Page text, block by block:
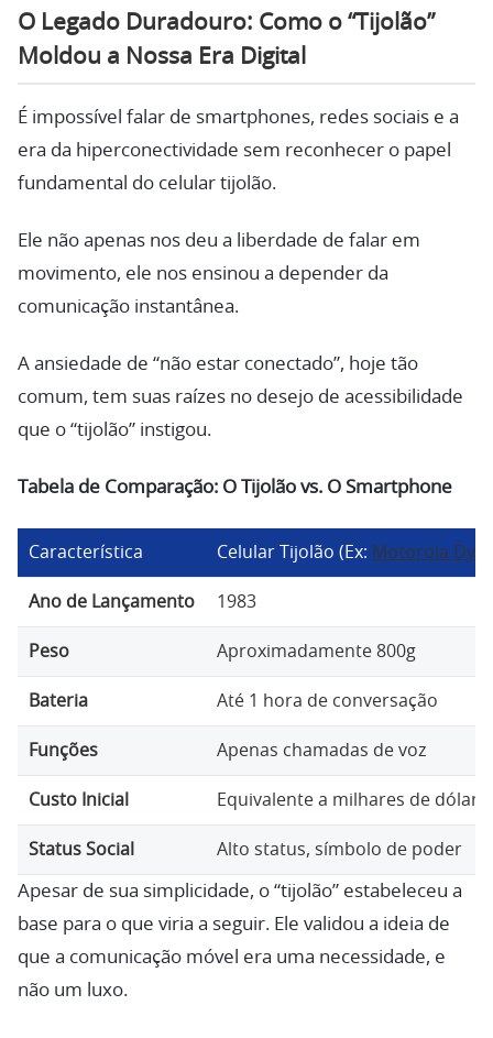
O Legado Duradouro: Como o “Tijolão”
Moldou a Nossa Era Digital
É impossível falar de smartphones, redes sociais e a
era da hiperconectividade sem reconhecer o papel
fundamental do celular tijolão.
Ele não apenas nos deu a liberdade de falar em
movimento, ele nos ensinou a depender da
comunicação instantânea.
A ansiedade de “não estar conectado”, hoje tão
comum, tem suas raízes no desejo de acessibilidade
que o “tijolão” instigou.
Tabela de Comparação: O Tijolão vs. O Smartphone
Característica Celular Tijolão (Ex: Motorola
Ano de Lançamento 1983
Peso Aproximadamente 800g
Bateria Até 1 hora de conversação
Funções Apenas chamadas de voz
Custo Inicial Equivalente a milhares de
Status Social Alto status, símbolo de poder
Apesar de sua simplicidade, o “tijolão” estabeleceu a
base para o que viria a seguir. Ele validou a ideia de
que a comunicação móvel era uma necessidade, e
não um luxo.